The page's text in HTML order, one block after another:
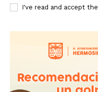
I've read and accept the